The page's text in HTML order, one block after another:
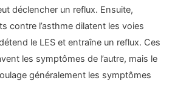
déclencher un reflux. Ensuite,
contre l’asthme dilatent les voies
le LES et entraîne un reflux. Ces
les symptômes de l’autre, mais le
généralement les symptômes